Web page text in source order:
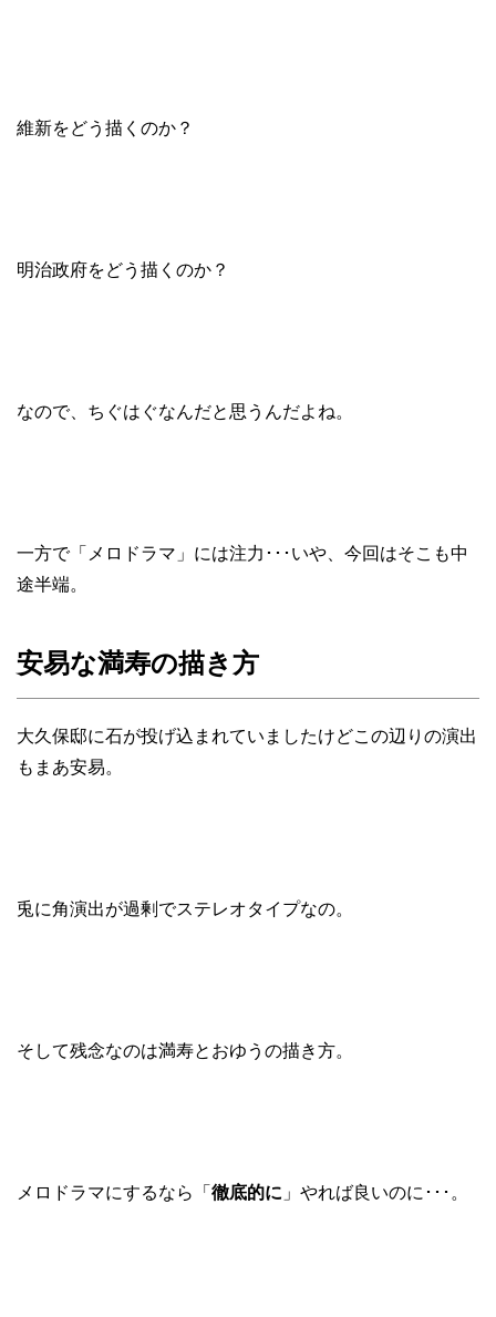
維新をどう描くのか？
明治政府をどう描くのか？
なので、ちぐはぐなんだと思うんだよね。
一方で「メロドラマ」には注力･･･いや、今回はそこも中
途半端。
安易な満寿の描き方
大久保邸に石が投げ込まれていましたけどこの辺りの演出
もまあ安易。
兎に角演出が過剰でステレオタイプなの。
そして残念なのは満寿とおゆうの描き方。
メロドラマにするなら「 徹底的に 」やれば良いのに･･･。